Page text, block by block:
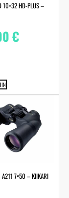
10×32 HD-PLUS –
€
A211 7×50 – KIIKARI